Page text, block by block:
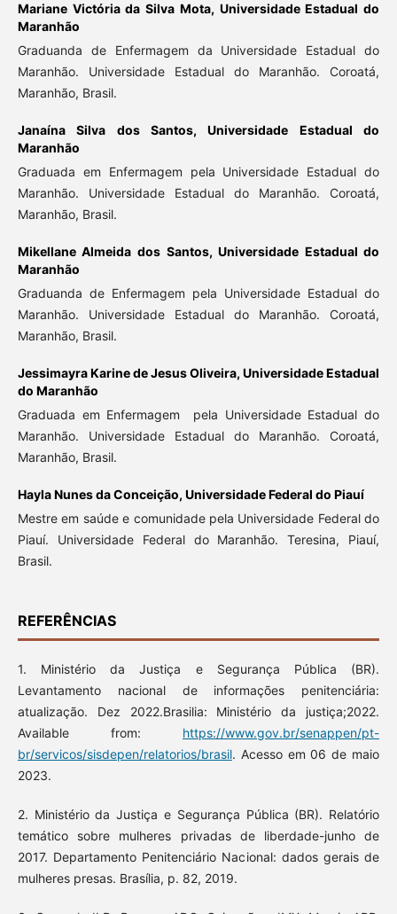
Mariane Victória da Silva Mota, Universidade Estadual do
Maranhão
Graduanda de Enfermagem da Universidade Estadual do
Maranhão. Universidade Estadual do Maranhão. Coroatá,
Maranhão, Brasil.
Janaína Silva dos Santos,Universidade Estadual do
Maranhão
Graduada em Enfermagem pela Universidade Estadual do
Maranhão. Universidade Estadual do Maranhão. Coroatá,
Maranhão, Brasil.
Mikellane Almeida dos Santos,Universidade Estadual do
Maranhão
Graduanda de Enfermagem pela Universidade Estadual do
Maranhão. Universidade Estadual do Maranhão. Coroatá,
Maranhão, Brasil.
Jessimayra Karine de Jesus Oliveira,Universidade Estadual
do Maranhão
Graduada em Enfermagem pela Universidade Estadual do
Maranhão. Universidade Estadual do Maranhão. Coroatá,
Maranhão, Brasil.
Hayla Nunes da Conceição, Universidade Federal do Piauí
Mestre em saúde e comunidade pela Universidade Federal do
Piauí. Universidade Federal do Maranhão. Teresina, Piauí,
Brasil.
REFERÊNCIAS
1. Ministério da Justiça e Segurança Pública (BR).
Levantamento nacional de informações penitenciária:
atualização. Dez 2022.Brasilia: Ministério da justiça;2022.
Available from: https://www.gov.br/senappen/pt-
br/servicos/sisdepen/relatorios/brasil. Acesso em 06 de maio
2023.
2. Ministério da Justiça e Segurança Pública (BR). Relatório
temático sobre mulheres privadas de liberdade-junho de
2017. Departamento Penitenciário Nacional: dados gerais de
mulheres presas. Brasília, p. 82, 2019.